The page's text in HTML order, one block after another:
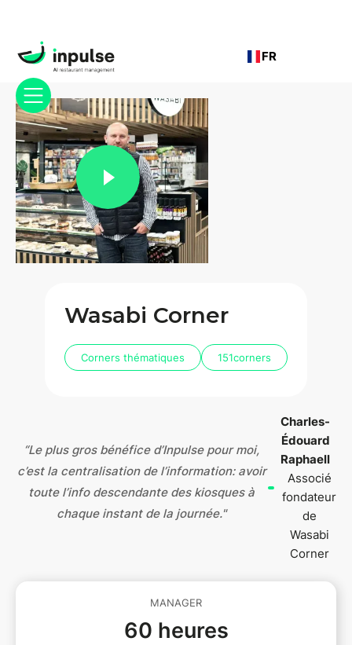
FR
Wasabi Corner
Corners thématiques 151corners
MANAGER
60 heures
“Le plus gros bénéfice d’Inpulse pour moi,
c’est la centralisation de l’information: avoir
toute l’info descendante des kiosques à
chaque instant de la journée."
Charles-
Édouard
Raphaell
Associé
fondateur
de
Wasabi
Corner